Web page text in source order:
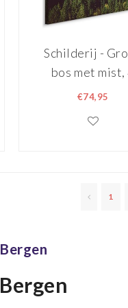
Schilderij -
bos met mist,
maten,€74,95
1
Bergen
Bergen